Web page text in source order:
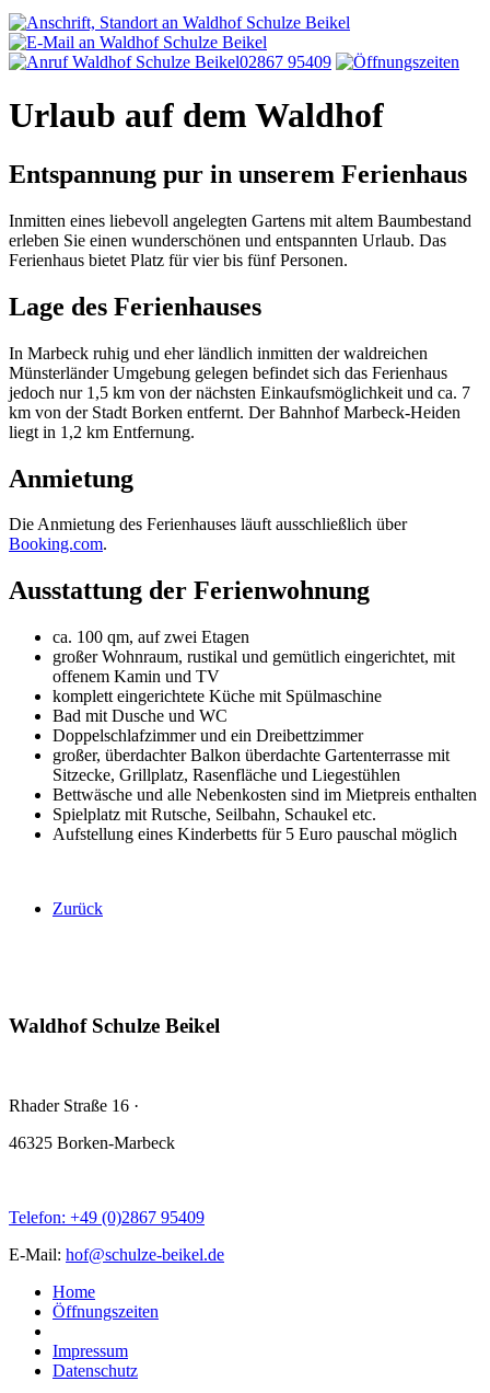
02867 95409
Urlaub auf dem Waldhof
Entspannung pur in unserem Ferienhaus
Inmitten eines liebevoll angelegten Gartens mit altem Baumbestand
erleben Sie einen wunderschönen und entspannten Urlaub. Das
Ferienhaus bietet Platz für vier bis fünf Personen.
Lage des Ferienhauses
In Marbeck ruhig und eher ländlich inmitten der waldreichen
Münsterländer Umgebung gelegen befindet sich das Ferienhaus
jedoch nur 1,5 km von der nächsten Einkaufsmöglichkeit und ca. 7
km von der Stadt Borken entfernt. Der Bahnhof Marbeck-Heiden
liegt in 1,2 km Entfernung.
Anmietung
Die Anmietung des Ferienhauses läuft ausschließlich über
Booking.com.
Ausstattung der Ferienwohnung
ca. 100 qm, auf zwei Etagen
großer Wohnraum, rustikal und gemütlich eingerichtet, mit
offenem Kamin und TV
komplett eingerichtete Küche mit Spülmaschine
Bad mit Dusche und WC
Doppelschlafzimmer und ein Dreibettzimmer
großer, überdachter Balkon überdachte Gartenterrasse mit
Sitzecke, Grillplatz, Rasenfläche und Liegestühlen
Bettwäsche und alle Nebenkosten sind im Mietpreis enthalten
Spielplatz mit Rutsche, Seilbahn, Schaukel etc.
Aufstellung eines Kinderbetts für 5 Euro pauschal möglich
Zurück
Waldhof Schulze Beikel
Rhader Straße 16 ·
46325 Borken-Marbeck
Telefon: +49 (0)2867 95409
E-Mail: hof@schulze-beikel.de
Home
Öffnungszeiten
Impressum
Datenschutz